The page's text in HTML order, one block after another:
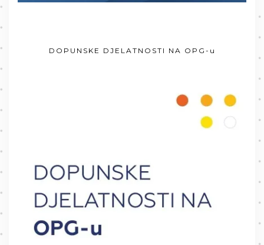
DOPUNSKE DJELATNOSTI NA OPG-u